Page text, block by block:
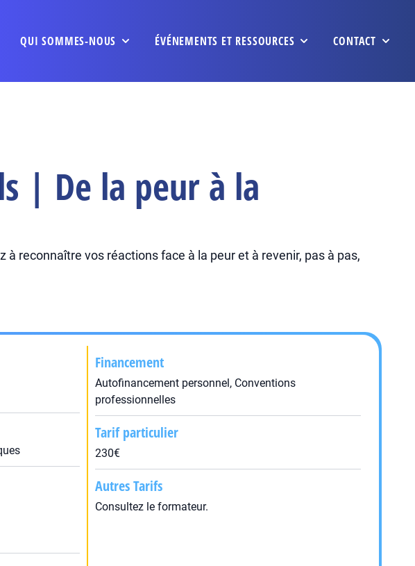
QUI SOMMES-NOUS ÉVÉNEMENTS ET RESSOURCES CONTACT
| De la peur à la
reconnaître vos réactions face à la peur et à revenir, pas à pas,
Financement
Autofinancement personnel, Conventions
professionnelles
Tarif particulier
230€
Autres Tarifs
Consultez le formateur.